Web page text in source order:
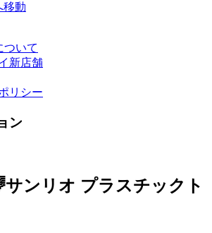
移動
ついて
新店舗
リシー
ン
サンリオ プラスチックト